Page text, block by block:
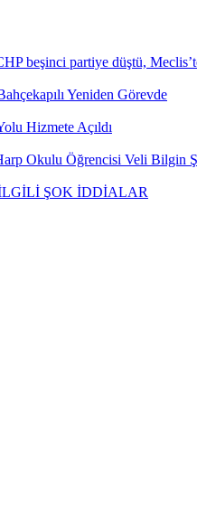
beşinci partiye düştü,
Yeniden Görevde
Hizmete Açıldı
Okulu Öğrencisi Veli Bilgin
ŞOK İDDİALAR